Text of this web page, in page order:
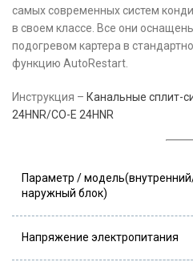
самых современных систем
в своем классе. Все они
подогревом картера в
функцию AutoRestart.
Инструкция – Канальные сплит-
24HNR/CO-E 24HNR
Параметр /
наружный блок)
Напряжение электропитания